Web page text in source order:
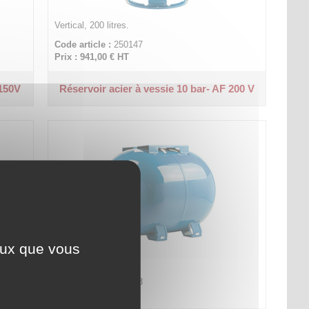
Vertical, 200 litres.
Code article : 250147
Prix : 941,00 € HT
Réservoir acier à vessie 10 bar- AF 200 V
250183
que vous